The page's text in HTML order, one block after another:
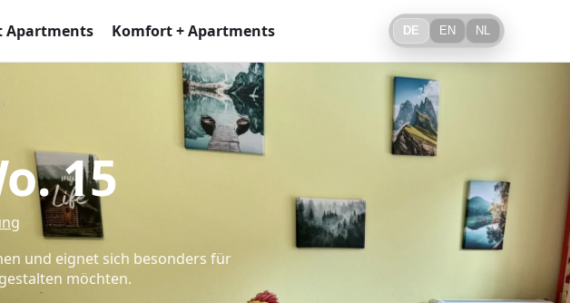
Apartments Komfort + Apartments DE EN NL
15
und eignet sich besonders für
möchten.